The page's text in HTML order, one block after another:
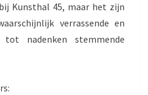
Kunsthal 45, maar het zijn
verrassende en
nadenken stemmende